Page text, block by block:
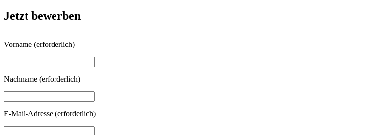
Jetzt bewerben
Vorname (erforderlich)
Nachname (erforderlich)
E-Mail-Adresse (erforderlich)